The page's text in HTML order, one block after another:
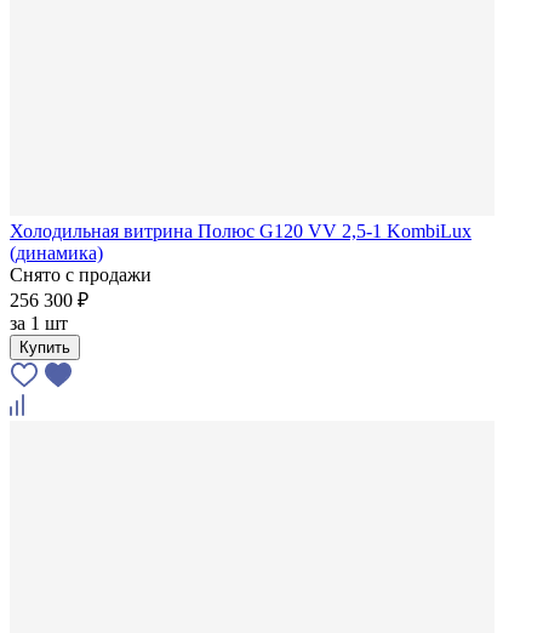
Холодильная витрина Полюс G120 VV 2,5-1 KombiLux
(динамика)
Снято с продажи
256 300 ₽
за 1 шт
Купить